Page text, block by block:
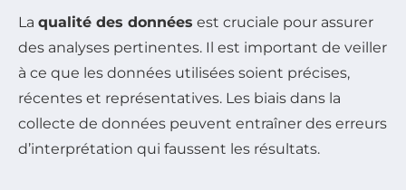
La qualité des données est cruciale pour assurer
des analyses pertinentes. Il est important de veiller
à ce que les données utilisées soient précises,
récentes et représentatives. Les biais dans la
collecte de données peuvent entraîner des erreurs
d’interprétation qui faussent les résultats.